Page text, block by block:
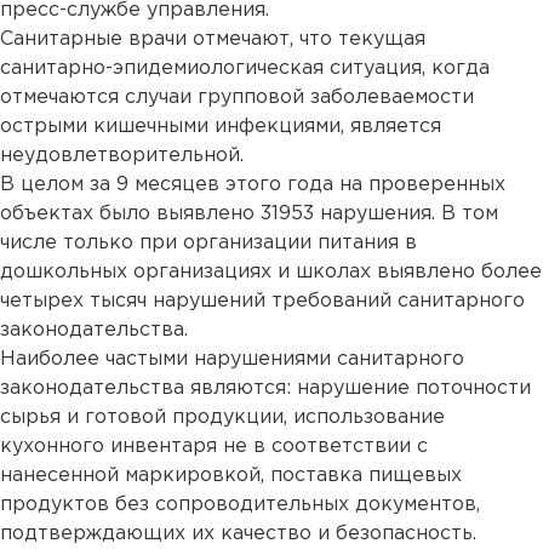
пресс-службе управления.
Санитарные врачи отмечают, что текущая
санитарно-эпидемиологическая ситуация, когда
отмечаются случаи групповой заболеваемости
острыми кишечными инфекциями, является
неудовлетворительной.
В целом за 9 месяцев этого года на проверенных
объектах было выявлено 31953 нарушения. В том
числе только при организации питания в
дошкольных организациях и школах выявлено более
четырех тысяч нарушений требований санитарного
законодательства.
Наиболее частыми нарушениями санитарного
законодательства являются: нарушение поточности
сырья и готовой продукции, использование
кухонного инвентаря не в соответствии с
нанесенной маркировкой, поставка пищевых
продуктов без сопроводительных документов,
подтверждающих их качество и безопасность.